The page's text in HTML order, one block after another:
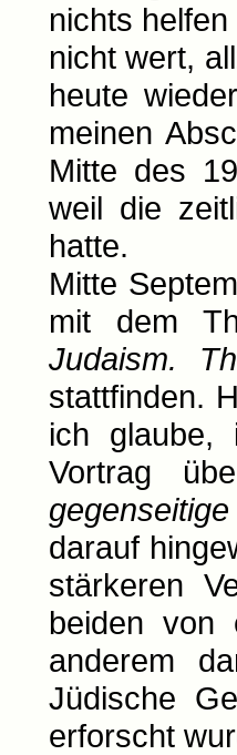
nichts
nicht wert,
heute
meinen
Mitte des
weil die
hatte.
Mitte
mit dem
Judaism.
stattfinden.
ich glaube,
Vortrag
darauf
stärkeren
beiden von
anderem
Jüdische
erforscht